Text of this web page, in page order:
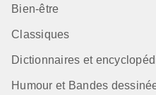
Bien-être
Classiques
Dictionnaires et
Humour et Bandes